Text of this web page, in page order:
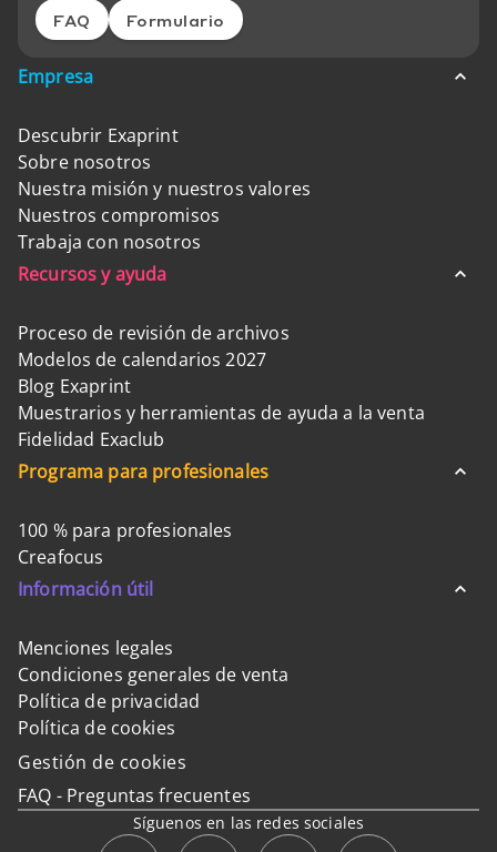
FAQ Formulario
Empresa
Descubrir Exaprint
Sobre nosotros
Nuestra misión y nuestros valores
Nuestros compromisos
Trabaja con nosotros
Recursos y ayuda
Proceso de revisión de archivos
Modelos de calendarios 2027
Blog Exaprint
Muestrarios y herramientas de ayuda a la venta
Fidelidad Exaclub
Programa para profesionales
100 % para profesionales
Creafocus
Información útil
Menciones legales
Condiciones generales de venta
Política de privacidad
Política de cookies
Gestión de cookies
FAQ - Preguntas frecuentes
Síguenos en las redes sociales